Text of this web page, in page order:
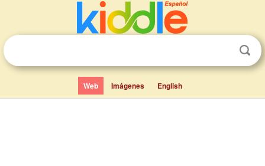
Web Imágenes English